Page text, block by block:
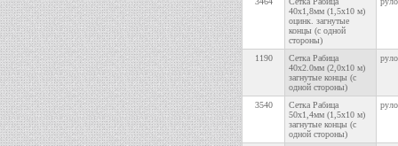
40х1,8мм (1,5х10 м)
оцинк. загнутые
концы (с одной
стороны)
1190
Сетка Рабица
40х2.0мм (2,0х10 м)
загнутые концы (с
одной стороны)
3540
Сетка Рабица
50х1,4мм (1,5х10 м)
загнутые концы (с
одной стороны)